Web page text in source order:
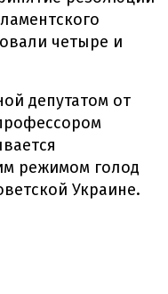
четыре и
депутатом от
режимом голод
Украине.